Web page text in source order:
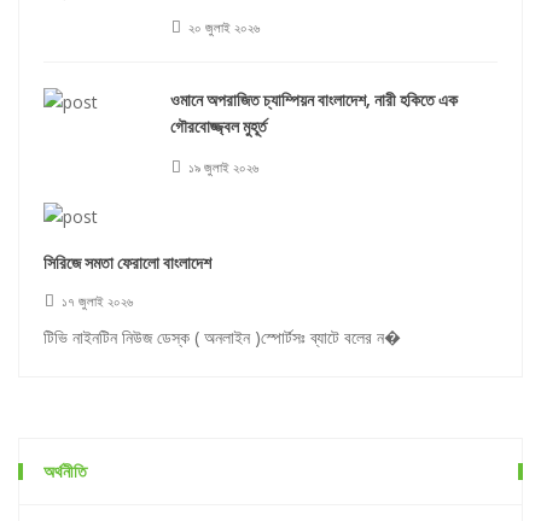
২০ জুলাই ২০২৬
ওমানে অপরাজিত চ্যাম্পিয়ন বাংলাদেশ, নারী হকিতে এক
গৌরবোজ্জ্বল মুহূর্ত
১৯ জুলাই ২০২৬
সিরিজে সমতা ফেরালো বাংলাদেশ
১৭ জুলাই ২০২৬
টিভি নাইনটিন নিউজ ডেস্ক ( অনলাইন )স্পোর্টসঃ ব্যাটে বলের ন�
অর্থনীতি